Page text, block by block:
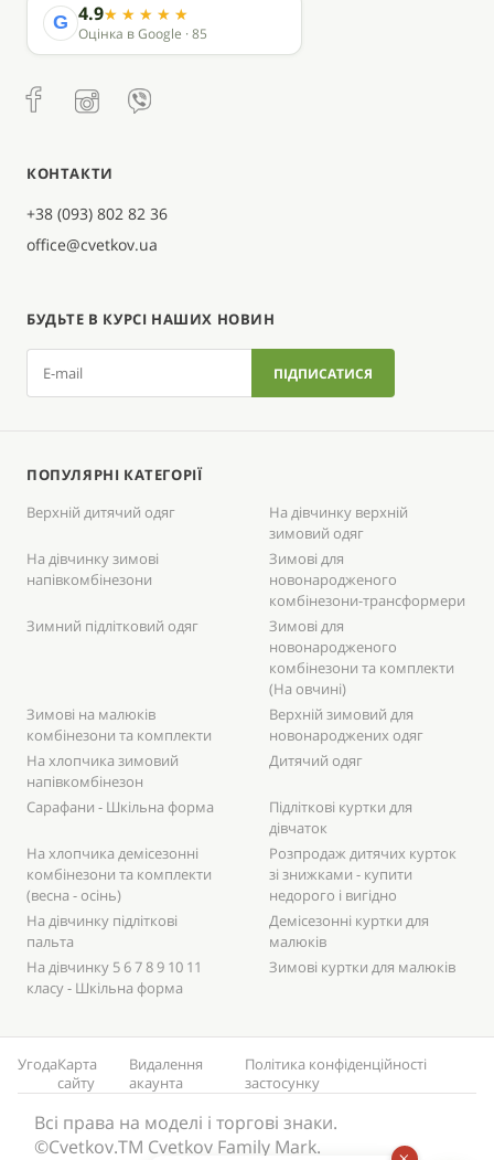
G 4.9
Оцінка в Google · 85
КОНТАКТИ
+38 (093) 802 82 36
office@cvetkov.ua
БУДЬТЕ В КУРСІ НАШИХ НОВИН
ПОПУЛЯРНІ КАТЕГОРІЇ
Верхній дитячий одяг
На дівчинку верхній
зимовий одяг
На дівчинку зимові
напівкомбінезони
Зимові для
новонародженого
комбінезони-трансформери
Зимний підлітковий одяг
Зимові для
новонародженого
комбінезони та комплекти
(На овчині)
Зимові на малюків
комбінезони та комплекти
Верхній зимовий для
новонароджених одяг
На хлопчика зимовий
напівкомбінезон
Дитячий одяг
Сарафани - Шкільна форма
Підліткові куртки для
дівчаток
На хлопчика демісезонні
комбінезони та комплекти
(весна - осінь)
Розпродаж дитячих курток
зі знижками - купити
недорого і вигідно
На дівчинку підліткові
пальта
Демісезонні куртки для
малюків
На дівчинку 5 6 7 8 9 10 11
класу - Шкільна форма
Зимові куртки для малюків
УгодаКарта
сайту
Видалення
акаунта
Політика конфіденційності
застосунку
Всі права на моделі і торгові знаки.
©Cvetkov.TM Cvetkov Family Mark.